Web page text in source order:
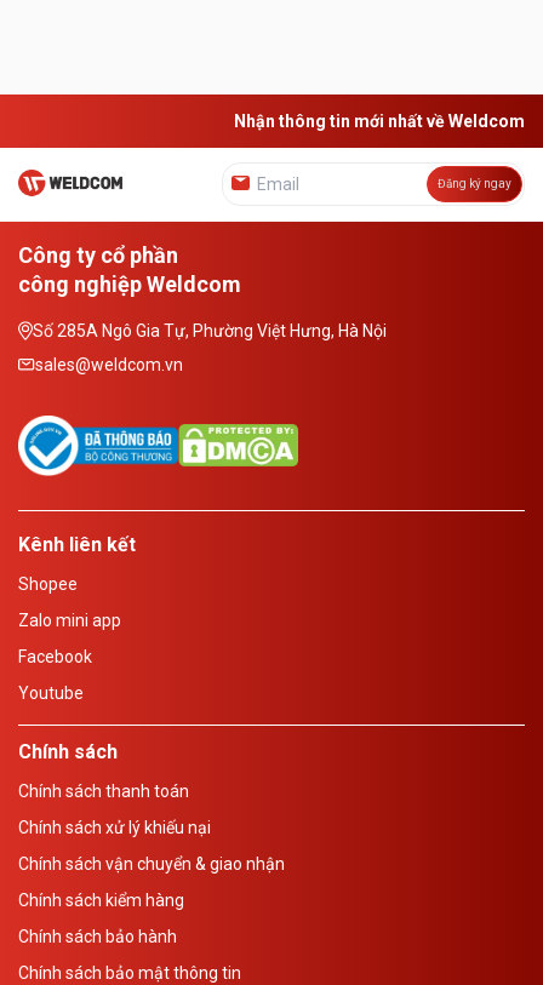
Nhận thông tin mới nhất về Weldcom
Đăng ký ngay
Công ty cổ phần
công nghiệp Weldcom
Số 285A Ngô Gia Tự, Phường Việt Hưng, Hà Nội
sales@weldcom.vn
Kênh liên kết
Shopee
Zalo mini app
Facebook
Youtube
Chính sách
Chính sách thanh toán
Chính sách xử lý khiếu nại
Chính sách vận chuyển & giao nhận
Chính sách kiểm hàng
Chính sách bảo hành
Chính sách bảo mật thông tin